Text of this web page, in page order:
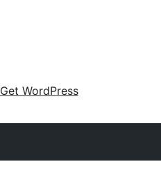
Get WordPress